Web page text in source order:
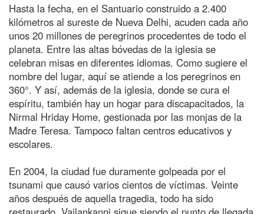
Hasta la fecha, en el Santuario construido a 2.400
kilómetros al sureste de Nueva Delhi, acuden cada año
unos 20 millones de peregrinos procedentes de todo el
planeta. Entre las altas bóvedas de la iglesia se
celebran misas en diferentes idiomas. Como sugiere el
nombre del lugar, aquí se atiende a los peregrinos en
360°. Y así, además de la iglesia, donde se cura el
espíritu, también hay un hogar para discapacitados, la
Nirmal Hriday Home, gestionada por las monjas de la
Madre Teresa. Tampoco faltan centros educativos y
escolares.
En 2004, la ciudad fue duramente golpeada por el
tsunami que causó varios cientos de víctimas. Veinte
años después de aquella tragedia, todo ha sido